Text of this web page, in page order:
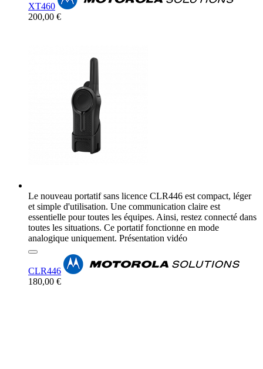
XT460
200,00 €
Le nouveau portatif sans licence CLR446 est compact, léger
et simple d'utilisation. Une communication claire est
essentielle pour toutes les équipes. Ainsi, restez connecté dans
toutes les situations. Ce portatif fonctionne en mode
analogique uniquement. Présentation vidéo
CLR446
180,00 €